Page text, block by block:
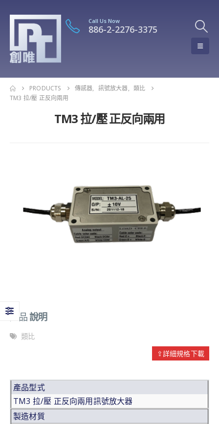
Call Us Now
886-2-2276-3375
PRODUCTS 傳感器, 訊號放大器, 類比
TM3 拉/壓 正反向兩用
TM3 拉/壓 正反向兩用
產品說明
類比
⇪詳細規格下載
產品型式
TM3 拉/壓 正反向兩用訊號放大器
製造材質